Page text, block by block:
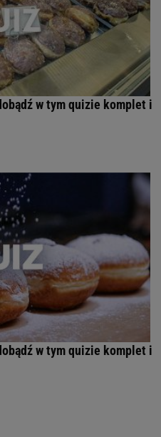
w tym quizie komplet i
w tym quizie komplet i